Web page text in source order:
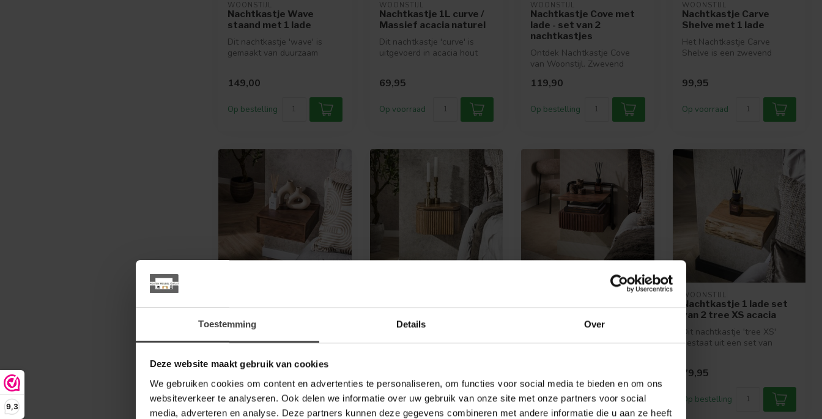
Toestemming Details Over
Deze website maakt gebruik van cookies
We gebruiken cookies om content en advertenties te personaliseren, om functies voor social media te bieden en om ons
websiteverkeer te analyseren. Ook delen we informatie over uw gebruik van onze site met onze partners voor social
media, adverteren en analyse. Deze partners kunnen deze gegevens combineren met andere informatie die u aan ze heeft
9,3
WOONSTIJL
Nachtkastje Wave
staand met 1 lade
Dit nachtkastje 'wave' is
gemaakt van duurzaam
149,00
Op bestelling
WOONSTIJL
Nachtkastje 1L curve /
Massief acacia naturel
Dit nachtkastje 'curve' is
uitgevoerd in acacia hout
69,95
Op voorraad
WOONSTIJL
Nachtkastje Cove met
lade - set van 2
nachtkastjes
Ontdek Nachtkastje Cove
van Woonstijl. Zwevend
met la...
119,90
Op bestelling
WOONSTIJL
Nachtkastje Carve
Shelve met 1 lade
Het Nachtkastje Carve
Shelve is een zwevend
99,95
Op voorraad
nachtkastjes
Het Nachtkastje Frame met 1
acaciahout en heeft een ...
159,90
Op bestelling
Nachtkastje Wave XS is
gemaakt van massief
Op bestelling
Nachtkastje Linea van
WoonStijl combineert warme
Op bestelling
WOONSTIJL
Nachtkastje 1 lade set
van 2 tree XS acacia
Dit nachtkastje 'tree XS'
bestaat uit een set van
79,95
Op bestelling